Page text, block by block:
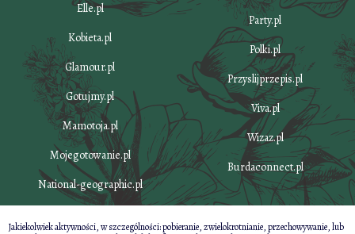
Elle.pl
Kobieta.pl
Glamour.pl
Gotujmy.pl
Mamotoja.pl
Mojegotowanie.pl
National-geographic.pl
Party.pl
Polki.pl
Przyslijprzepis.pl
Viva.pl
Wizaz.pl
Burdaconnect.pl
Jakiekolwiek aktywności, w szczególności: pobieranie, zwielokrotnianie, przechowywanie, lub